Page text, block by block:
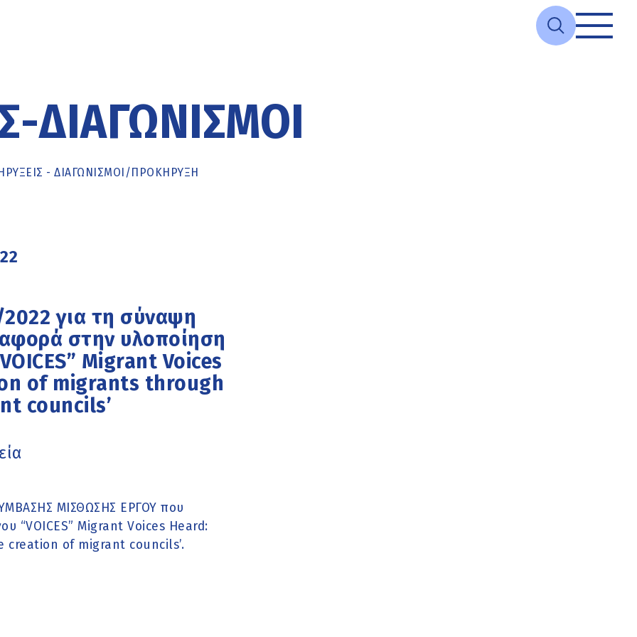
ΔΙΑΓΩΝΙΣΜΟΊ
- ΔΙΑΓΩΝΙΣΜΟΙ /ΠΡΟΚΉΡΥΞΗ
για τη σύναψη
στην υλοποίηση
Migrant Voices
of migrants through
councils’
ΜΙΣΘΩΣΗΣ ΕΡΓΟΥ που
“VOICES” Migrant Voices Heard:
of migrant councils’.